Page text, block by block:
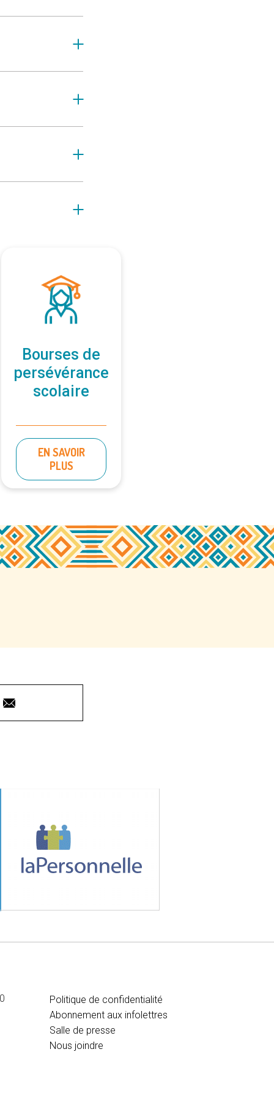
Bourses de
persévérance
scolaire
EN SAVOIR
PLUS
Politique de confidentialité
Abonnement aux infolettres
Salle de presse
Nous joindre